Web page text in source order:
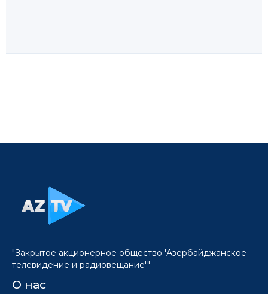
"Закрытое акционерное общество 'Азербайджанское
телевидение и радиовещание'"
О нас